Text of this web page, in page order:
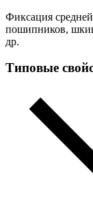
Фиксация
пошипников,
др.
Типовые